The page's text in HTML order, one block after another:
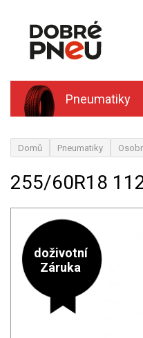
Pneumatiky
Domů Pneumatiky
255/60R18
doživotní
Záruka